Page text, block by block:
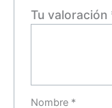
Tu valoración
Nombre *